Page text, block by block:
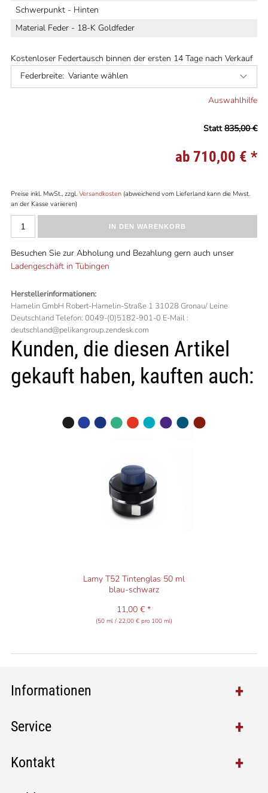
Schwerpunkt - Hinten
Material Feder - 18-K Goldfeder
Kostenloser Federtausch binnen der ersten 14 Tage nach Verkauf
Federbreite: Variante wählen
Auswahlhilfe
Statt835,00 €
ab 710,00 € *
Preise inkl. MwSt., zzgl. Versandkosten(abweichend vom Lieferland kann die Mwst.
an der Kasse variieren)
IN DEN WARENKORB
Besuchen Sie zur Abholung und Bezahlung gern auch unser
Ladengeschäft in Tübingen
Herstellerinformationen:
Hamelin GmbH Robert-Hamelin-Straße 1 31028 Gronau/ Leine
Deutschland Telefon: 0049-(0)5182-901-0 E-Mail :
deutschland@pelikangroup.zendesk.com
Kunden, die diesen Artikel
gekauft haben, kauften auch:
Lamy T52 Tintenglas 50 ml
blau-schwarz
11,00 € *
(50 ml / 22,00 € pro 100 ml)
Informationen
Service
Kontakt